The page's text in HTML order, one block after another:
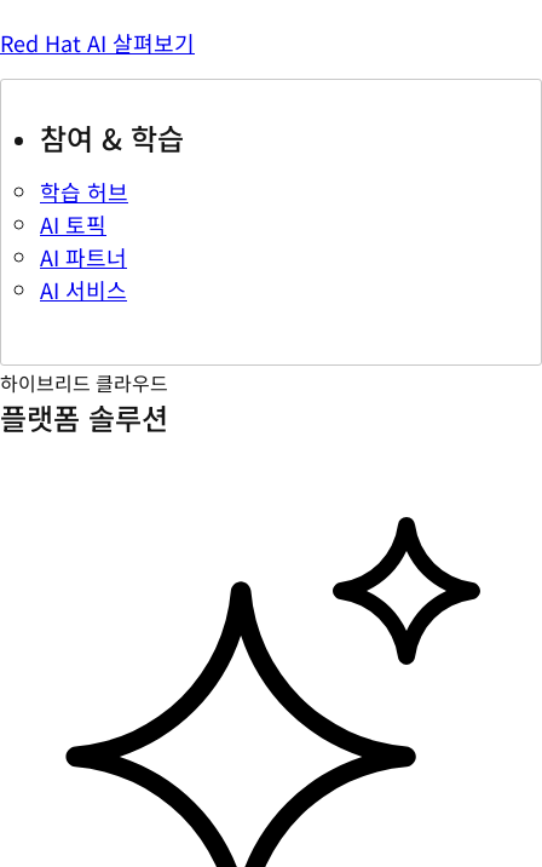
Red Hat AI 살펴보기
참여 & 학습
학습 허브
AI 토픽
AI 파트너
AI 서비스
하이브리드 클라우드
플랫폼 솔루션